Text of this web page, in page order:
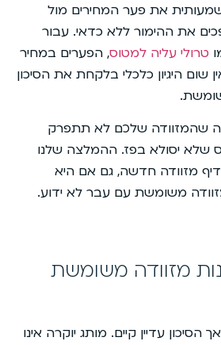
את פער המחירים מול
את ההימור ללא כדאי. עבור
טרולי עליה למטוס, הפערים במחיר
שום היגיון כלכלי בלקחת את הסיכון
שהמזוודה שלכם לא תתפרק
שלא יסולא בפז. ההמלצה שלנו
מזוודה חדשה, גם אם היא
משומשת עם עבר לא ידוע.
מזוודה משומשת
הסיכון עדיין קיים. מותג יוקרה אינו